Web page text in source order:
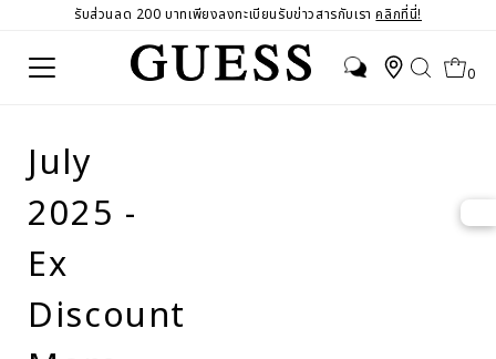
รับส่วนลด 200 บาทเพียงลงทะเบียนรับข่าวสารกับเราคลิกที่นี่!
0
July
2025 -
Ex
Discount